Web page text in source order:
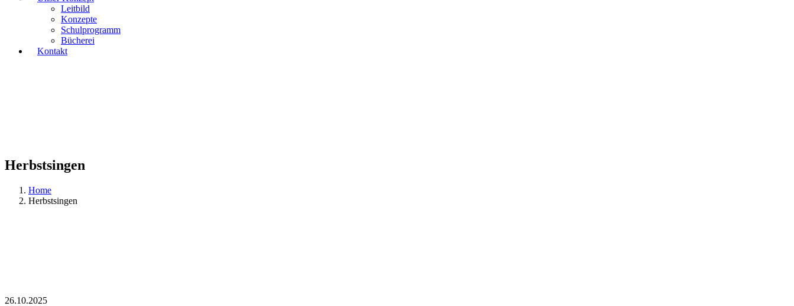
Leitbild
Konzepte
Schulprogramm
Bücherei
Kontakt
Herbstsingen
Home
Herbstsingen
26.10.2025